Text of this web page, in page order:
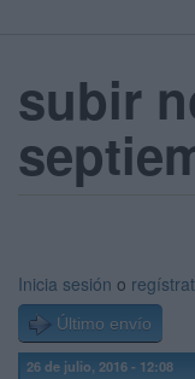
subir
Inicia sesión o
Último envío
26 de julio, 2016 - 12:08